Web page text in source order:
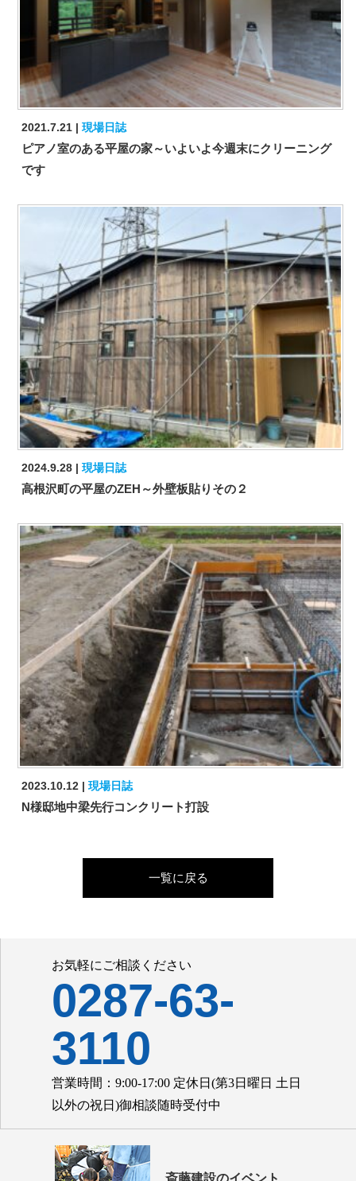
2021.7.21 現場日誌
ピアノ室のある平屋の家～いよいよ今週末にクリーニング
です
2024.9.28 現場日誌
高根沢町の平屋のZEH～外壁板貼りその２
2023.10.12 現場日誌
N様邸地中梁先行コンクリート打設
一覧に戻る
お気軽にご相談ください
0287-63-
3110
営業時間：9:00-17:00 定休日(第3日曜日 土日
以外の祝日)御相談随時受付中
斎藤建設のイベント